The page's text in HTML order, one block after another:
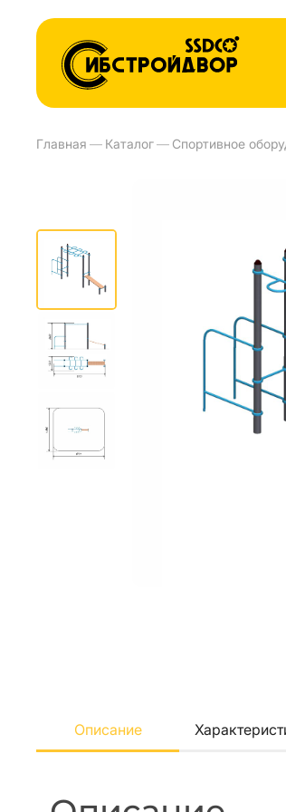
Главная — Каталог—
Описание